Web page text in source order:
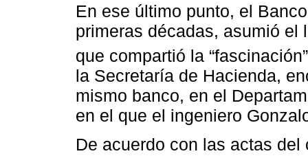
En ese último punto, el
primeras décadas, asumió el
que compartió la “fascinación”
la Secretaría de Hacienda,
mismo banco, en el
en el que el ingeniero
De acuerdo con las actas